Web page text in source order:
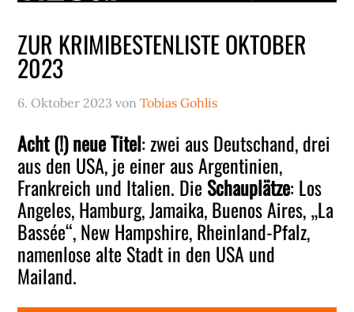
ZUR KRIMIBESTENLISTE OKTOBER
2023
6. Oktober 2023 vonTobias Gohlis
Acht (!) neue Titel: zwei aus Deutschand, drei
aus den USA, je einer aus Argentinien,
Frankreich und Italien. Die Schauplätze: Los
Angeles, Hamburg, Jamaika, Buenos Aires, „La
Bassée“, New Hampshire, Rheinland-Pfalz,
namenlose alte Stadt in den USA und
Mailand.